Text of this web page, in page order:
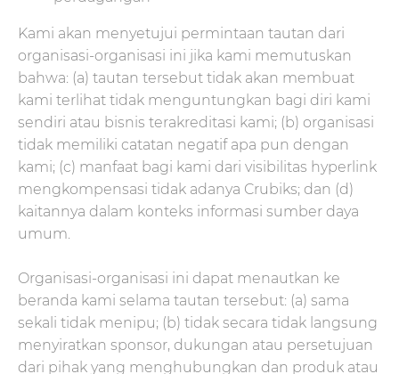
Kami akan menyetujui permintaan tautan dari
organisasi-organisasi ini jika kami memutuskan
bahwa: (a) tautan tersebut tidak akan membuat
kami terlihat tidak menguntungkan bagi diri kami
sendiri atau bisnis terakreditasi kami; (b) organisasi
tidak memiliki catatan negatif apa pun dengan
kami; (c) manfaat bagi kami dari visibilitas hyperlink
mengkompensasi tidak adanya Crubiks; dan (d)
kaitannya dalam konteks informasi sumber daya
umum.
Organisasi-organisasi ini dapat menautkan ke
beranda kami selama tautan tersebut: (a) sama
sekali tidak menipu; (b) tidak secara tidak langsung
menyiratkan sponsor, dukungan atau persetujuan
dari pihak yang menghubungkan dan produk atau